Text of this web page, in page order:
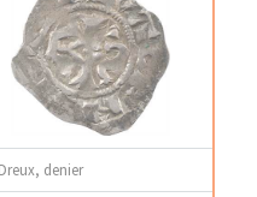
denier